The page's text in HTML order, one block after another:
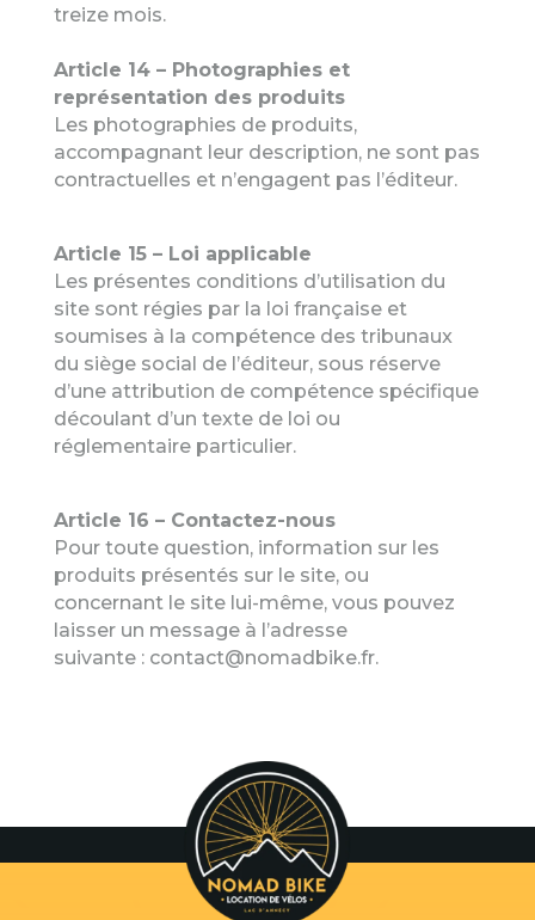
treize mois.
Article 14 – Photographies et
représentation des produits
Les photographies de produits,
accompagnant leur description, ne sont pas
contractuelles et n’engagent pas l’éditeur.
Article 15 – Loi applicable
Les présentes conditions d’utilisation du
site sont régies par la loi française et
soumises à la compétence des tribunaux
du siège social de l’éditeur, sous réserve
d’une attribution de compétence spécifique
découlant d’un texte de loi ou
réglementaire particulier.
Article 16 – Contactez-nous
Pour toute question, information sur les
produits présentés sur le site, ou
concernant le site lui-même, vous pouvez
laisser un message à l’adresse
suivante : contact@nomadbike.fr.